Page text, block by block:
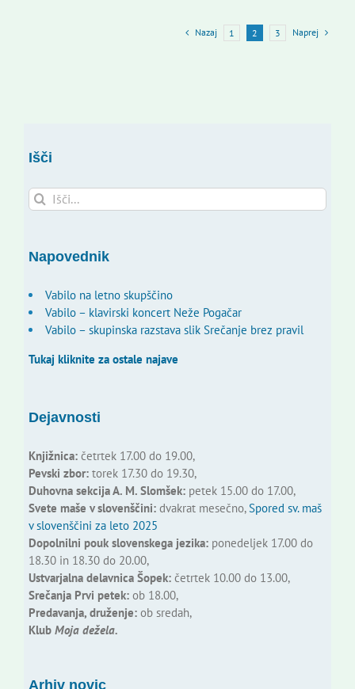
Nazaj 1 2 3 Naprej
Išči
Search
for:
Napovednik
Vabilo na letno skupščino
Vabilo – klavirski koncert Neže Pogačar
Vabilo – skupinska razstava slik Srečanje brez pravil
Tukaj kliknite za ostale najave
Dejavnosti
Knjižnica:četrtek 17.00 do 19.00,
Pevski zbor:torek 17.30 do 19.30,
Duhovna sekcija A. M. Slomšek:petek 15.00 do 17.00,
Svete maše v slovenščini:dvakrat mesečno,Spored sv. maš
v slovenščini za leto 2025
Dopolnilni pouk slovenskega jezika:ponedeljek 17.00 do
18.30 in 18.30 do 20.00,
Ustvarjalna delavnica Šopek:četrtek 10.00 do 13.00,
Srečanja Prvi petek:ob 18.00,
Predavanja, druženje:ob sredah,
Klub Moja dežela.
Arhiv novic